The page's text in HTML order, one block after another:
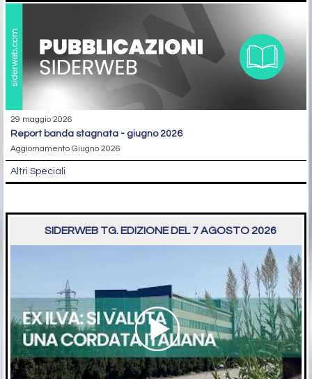
29 maggio 2026
report banda stagnata - giugno 2026
Aggiornamento Giugno 2026
Altri Speciali
SIDERWEB TG. EDIZIONE DEL 7 AGOSTO 2026